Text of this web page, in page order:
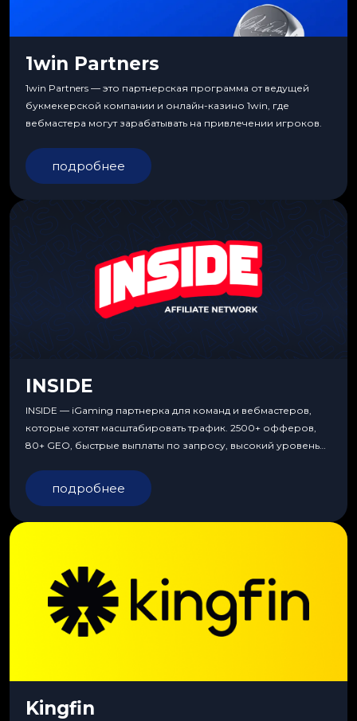
1win Partners
1win Partners — это партнерская программа от ведущей
букмекерской компании и онлайн-казино 1win, где
вебмастера могут зарабатывать на привлечении игроков.
подробнее
INSIDE
INSIDE — iGaming партнерка для команд и вебмастеров,
которые хотят масштабировать трафик. 2500+ офферов,
80+ GEO, быстрые выплаты по запросу, высокий уровень
подробнее
Kingfin